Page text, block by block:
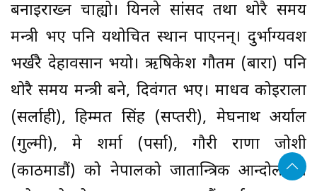
बनाइराख्न चाह्यो। यिनले सांसद तथा थोरै समय
मन्त्री भए पनि यथोचित स्थान पाएनन्। दुर्भाग्यवश
भर्खरै देहावसान भयो। ऋषिकेश गौतम (बारा) पनि
थोरै समय मन्त्री बने, दिवंगत भए। माधव कोइराला
(सर्लाही), हिम्मत सिंह (सप्तरी), मेघनाथ अर्याल
(गुल्मी), प्रेम शर्मा (पर्सा), गौरी राणा जोशी
(काठमाडौं) को नेपालको प्रजातान्त्रिक आन्दोलनमा